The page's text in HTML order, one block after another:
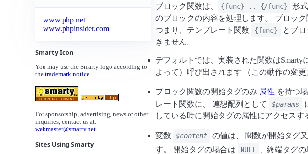
www.php.net
www.phpinsider.com
Smarty Icon
You may use the Smarty logo according to
the trademark notice.
For sponsorship, advertising, news or other
inquiries, contact us at:
webmaster@smarty.net
Sites Using Smarty
ブロック関数は、 {func} .. {/func}
形
のブロックの内容を処理します。 ブロッ
つまり、テンプレート関数
{func} とブ
きません。
デフォルトでは、実装された関数は
よって）呼び出されます （この動作の変
ブロック関数の開始タグのみ 属性 を持つ
レート関数に、 連想配列として
$params
している時に開始タグの属性にアクセスす
変数 $content
の値は、 関数が開始タグ
す。 開始タグの場合は
NULL
、終端タグ